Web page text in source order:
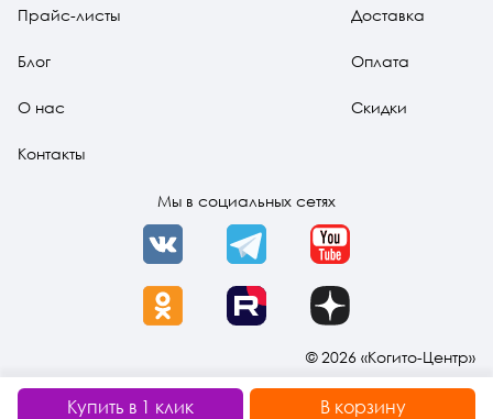
В корзину
Купить в 1 клик
Прайс-листы
Блог
О нас
Контакты
Доставка
Оплата
Скидки
Мы в социальных сетях
VK Telegram YouTube
OK Rutube Dzen
© 2026 «Когито-Центр»